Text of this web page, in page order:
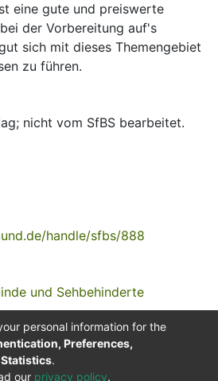
eine gute und preiswerte
der Vorbereitung auf's
sich mit dieses Themengebiet
zu führen.
nicht vom SfBS bearbeitet.
handle/sfbs/888
und Sehbehinderte
Blind and Visually Impaired
personal information for the
Preferences,
.
our privacy policy.